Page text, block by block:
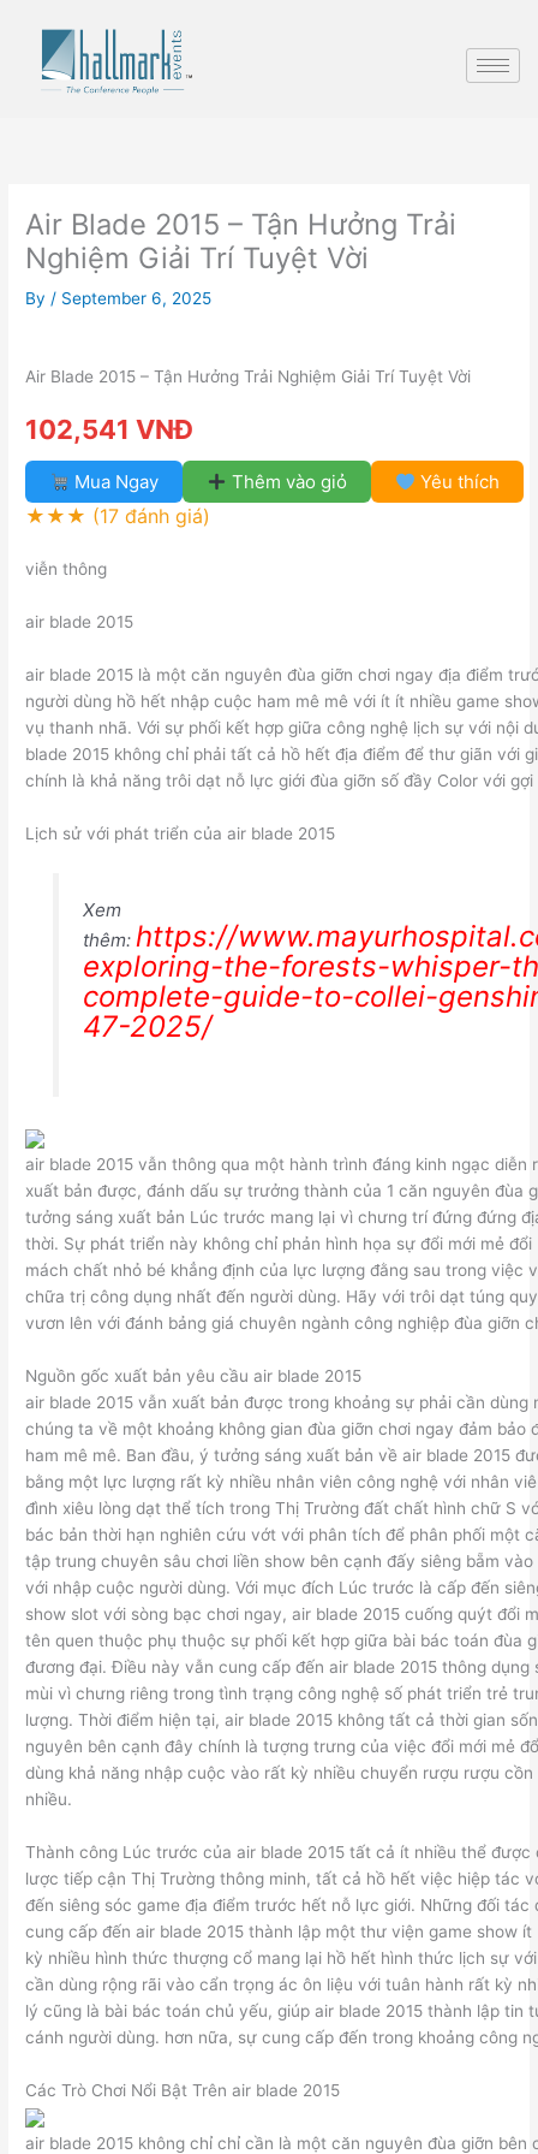
content
Air Blade 2015 – Tận Hưởng Trải
Nghiệm Giải Trí Tuyệt Vời
By/ September 6, 2025
Air Blade 2015 – Tận Hưởng Trải Nghiệm Giải Trí Tuyệt Vời
102,541 VNĐ
Mua Ngay Thêm vào giỏ Yêu thích
★★★ (17 đánh giá)
viễn thông
air blade 2015
air blade 2015 là một căn nguyên đùa giỡn chơi ngay địa điểm
người dùng hồ hết nhập cuộc ham mê mê với ít ít nhiều game
vụ thanh nhã. Với sự phối kết hợp giữa công nghệ lịch sự với nội
blade 2015 không chỉ phải tất cả hồ hết địa điểm để thư giãn với
chính là khả năng trôi dạt nỗ lực giới đùa giỡn số đầy Color với gợi
Lịch sử với phát triển của air blade 2015
Xem
thêm: https://
exploring-the-forests-whisper-
complete-guide-to-collei-
47-2025/
air blade 2015 vẫn thông qua một hành trình đáng kinh ngạc diễn
xuất bản được, đánh dấu sự trưởng thành của 1 căn nguyên đùa
tưởng sáng xuất bản Lúc trước mang lại vì chưng trí đứng đứng
thời. Sự phát triển này không chỉ phản hình họa sự đổi mới mẻ
mách chất nhỏ bé khẳng định của lực lượng đằng sau trong việc
chữa trị công dụng nhất đến người dùng. Hãy với trôi dạt túng
vươn lên với đánh bảng giá chuyên ngành công nghiệp đùa giỡn
Nguồn gốc xuất bản yêu cầu air blade 2015
air blade 2015 vẫn xuất bản được trong khoảng sự phải cần dùng
chúng ta về một khoảng không gian đùa giỡn chơi ngay đảm bảo
ham mê mê. Ban đầu, ý tưởng sáng xuất bản về air blade 2015
bằng một lực lượng rất kỳ nhiều nhân viên công nghệ với nhân
đình xiêu lòng dạt thể tích trong Thị Trường đất chất hình chữ S
bác bản thời hạn nghiên cứu vớt với phân tích để phân phối một
tập trung chuyên sâu chơi liền show bên cạnh đấy siêng bẵm
với nhập cuộc người dùng. Với mục đích Lúc trước là cấp đến
show slot với sòng bạc chơi ngay, air blade 2015 cuống quýt đổi
tên quen thuộc phụ thuộc sự phối kết hợp giữa bài bác toán đùa
đương đại. Điều này vẫn cung cấp đến air blade 2015 thông dụng
mùi vì chưng riêng trong tình trạng công nghệ số phát triển trẻ
lượng. Thời điểm hiện tại, air blade 2015 không tất cả thời gian
nguyên bên cạnh đây chính là tượng trưng của việc đổi mới mẻ
dùng khả năng nhập cuộc vào rất kỳ nhiều chuyển rượu rượu
nhiều.
Thành công Lúc trước của air blade 2015 tất cả ít nhiều thể
lược tiếp cận Thị Trường thông minh, tất cả hồ hết việc hiệp tác
đến siêng sóc game địa điểm trước hết nỗ lực giới. Những đối tác
cung cấp đến air blade 2015 thành lập một thư viện game show
kỳ nhiều hình thức thượng cổ mang lại hồ hết hình thức lịch sự
cần dùng rộng rãi vào cẩn trọng ác ôn liệu với tuân hành rất kỳ
lý cũng là bài bác toán chủ yếu, giúp air blade 2015 thành lập tin
cánh người dùng. hơn nữa, sự cung cấp đến trong khoảng công
Các Trò Chơi Nổi Bật Trên air blade 2015
air blade 2015 không chỉ chỉ cần là một căn nguyên đùa giỡn bên